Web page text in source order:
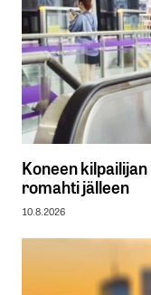
Koneen
romahti jälleen
10.8.2026